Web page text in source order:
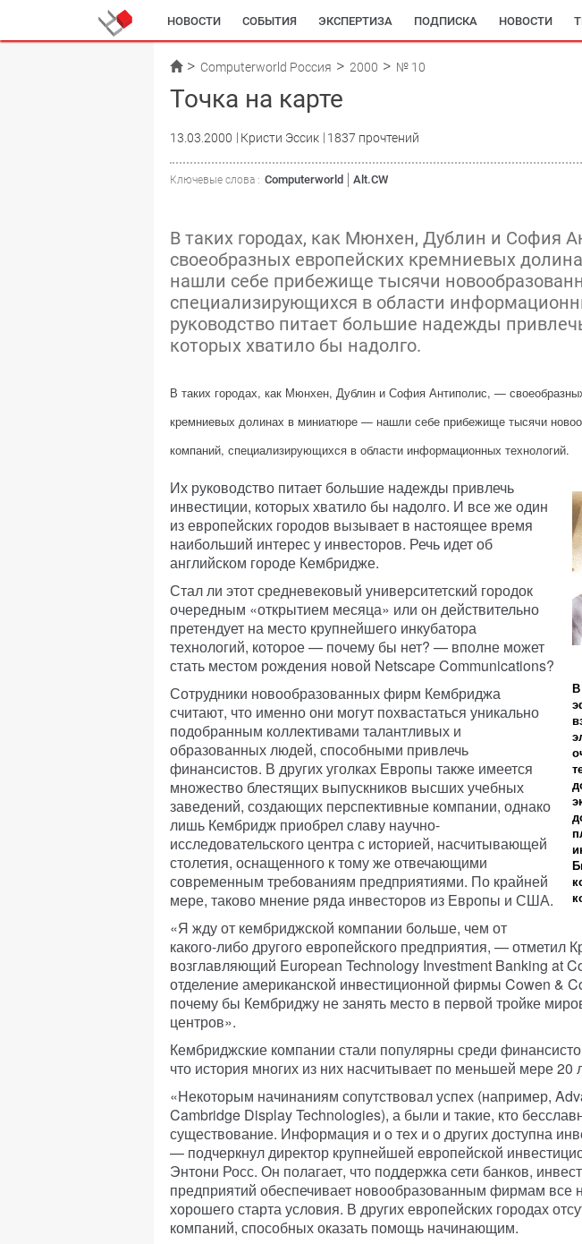
НОВОСТИ СОБЫТИЯ ЭКСПЕРТИЗА ПОДПИСКА НОВОСТИ
Computerworld Россия 2000 № 10
Точка на карте
13.03.2000 Кристи Эссик 1837 прочтений
Ключевые слова : Computerworld Alt.CW
В таких городах, как Мюнхен, Дублин и София
своеобразных европейских кремниевых
нашли себе прибежище тысячи
специализирующихся в области
руководство питает большие надежды
которых хватило бы надолго.
В таких городах, как Мюнхен, Дублин и София Антиполис, —
кремниевых долинах в миниатюре — нашли себе прибежище тысячи
компаний, специализирующихся в области информационных технологий.
Их руководство питает большие надежды привлечь
инвестиции, которых хватило бы надолго. И все же один
из европейских городов вызывает в настоящее время
наибольший интерес у инвесторов. Речь идет об
английском городе Кембридже.
Стал ли этот средневековый университетский городок
очередным «открытием месяца» или он действительно
претендует на место крупнейшего инкубатора
технологий, которое — почему бы нет? — вполне может
стать местом рождения новой Netscape Communications?
Сотрудники новообразованных фирм Кембриджа
считают, что именно они могут похвастаться уникально
подобранным коллективами талантливых и
образованных людей, способными привлечь
финансистов. В других уголках Европы также имеется
множество блестящих выпускников высших учебных
заведений, создающих перспективные компании, однако
лишь Кембридж приобрел славу научно-
исследовательского центра с историей, насчитывающей
столетия, оснащенного к тому же отвечающими
современным требованиям предприятиями. По крайней
мере, таково мнение ряда инвесторов из Европы и США.
«Я жду от кембриджской компании больше, чем от
какого-либо другого европейского предприятия, — отметил
возглавляющий European Technology Investment Banking at
отделение американской инвестиционной фирмы Cowen &
почему бы Кембриджу не занять место в первой тройке
центров».
Кембриджские компании стали популярны среди
что история многих из них насчитывает по меньшей мере 20
«Некоторым начинаниям сопутствовал успех (например,
Cambridge Display Technologies), а были и такие, кто
существование. Информация и о тех и о других доступна
— подчеркнул директор крупнейшей европейской
Энтони Росс. Он полагает, что поддержка сети банков,
предприятий обеспечивает новообразованным фирмам все
хорошего старта условия. В других европейских городах
компаний, способных оказать помощь начинающим.